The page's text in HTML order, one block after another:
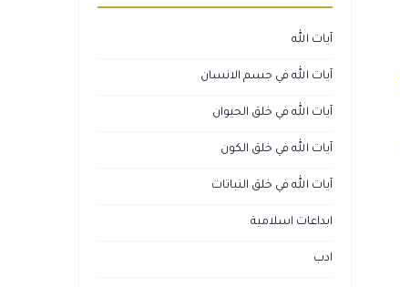
آيات الله
آيات الله في جسم الانسان
آيات الله في خلق الحيوان
آيات الله في خلق الكون
آيات الله في خلق النباتات
ابداعات اسلامية
ادب